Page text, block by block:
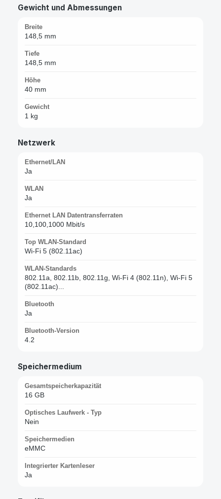
Gewicht und Abmessungen
Breite
148,5 mm
Tiefe
148,5 mm
Höhe
40 mm
Gewicht
1 kg
Netzwerk
Ethernet/LAN
Ja
WLAN
Ja
Ethernet LAN Datentransferraten
10,100,1000 Mbit/s
Top WLAN-Standard
Wi-Fi 5 (802.11ac)
WLAN-Standards
802.11a, 802.11b, 802.11g, Wi-Fi 4 (802.11n), Wi-Fi 5
(802.11ac)...
Bluetooth
Ja
Bluetooth-Version
4.2
Speichermedium
Gesamtspeicherkapazität
16 GB
Optisches Laufwerk - Typ
Nein
Speichermedien
eMMC
Integrierter Kartenleser
Ja